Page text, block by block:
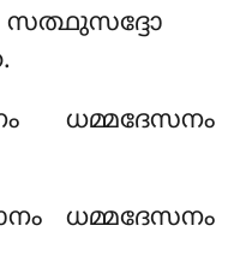
സത്ഥുസദ്ദോ
ധമ്മദേസനം
ധമ്മദേസനം